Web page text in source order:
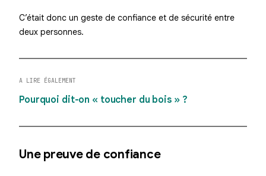
C’était donc un geste de confiance et de sécurité entre
deux personnes.
A LIRE ÉGALEMENT
Pourquoi dit-on « toucher du bois » ?
Une preuve de confiance